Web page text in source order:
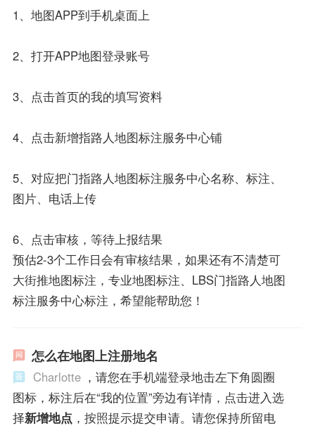
1、地图APP到手机桌面上
2、打开APP地图登录账号
3、点击首页的我的填写资料
4、点击新增指路人地图标注服务中心铺
5、对应把门指路人地图标注服务中心名称、标注、
图片、电话上传
6、点击审核，等待上报结果
预估2-3个工作日会有审核结果，如果还有不清楚可
大街推地图标注，专业地图标注、LBS门指路人地图
标注服务中心标注，希望能帮助您！
怎么在地图上注册地名
Charlotte ，请您在手机端登录地击左下角圆圈
图标，标注后在“我的位置”旁边有详情，点击进入选
择新增地点 ，按照提示提交申请。请您保持所留电